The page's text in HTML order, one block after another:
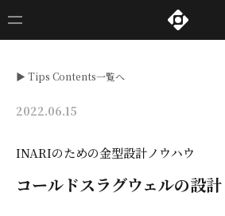
▶︎ Tips Contents一覧へ
2022.06.15
INARIのための金型設計ノウハウ
コールドスラグウェルの設計